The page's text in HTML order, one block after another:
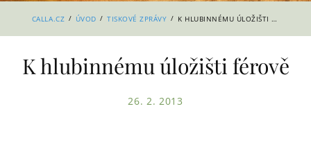
CALLA.CZ / ÚVOD / TISKOVÉ ZPRÁVY / K HLUBINNÉMU ÚLOŽIŠTI FÉROVĚ
K hlubinnému úložišti férově
26. 2. 2013